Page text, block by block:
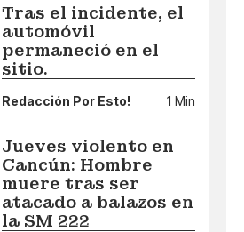
Tras el incidente, el
automóvil
permaneció en el
sitio.
Redacción Por Esto! 1 Min
Jueves violento en
Cancún: Hombre
muere tras ser
atacado a balazos en
la SM 222